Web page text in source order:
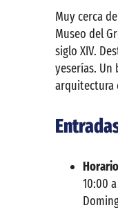
Muy cerca
Museo del
siglo XIV.
yeserías. Un
arquitectura
Horario
10:00